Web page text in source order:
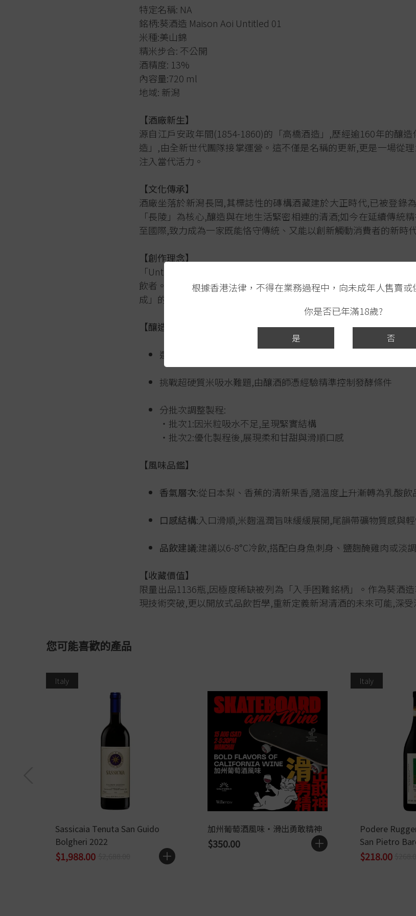
根據香港法律，不得在業務過程中，向未成年人售賣
你是否已年滿18歲?
是 否
特定名稱: NA
銘柄:葵酒造 Maison Aoi Untitled 01
米種:美山錦
精米步合: 不公開
酒精度: 13%
內容量:720 ml
地域: 新潟
【酒廠新生】
源自江戶安政年間(1854-1860)的「高橋酒造」,歷經逾160年的釀
造」,由全新世代團隊接掌運營。這不僅是名稱的更新,更是一場從
注入當代活力。
【文化傳承】
酒廠坐落於新潟長岡,其標誌性的磚構酒藏建於大正時代,已被登錄
「長陵」為核心,釀造與在地生活緊密相連的清酒;如今在延續傳統
至國際,致力成為一家既能恪守傳統、又能以創新觸動消費者的新時
【創作理念】
「Untitled」系列靈感源自藝術中的「無標題」概念,打破清酒既定
飲者。每一款作品不預設標準答案,強調由品飲者自身感知來定義
成」的開放哲學。
【釀造工藝】
選用新潟縣產「美山錦」酒米,採低精白處理(精米步合未公開),
挑戰超硬質米吸水難題,由釀酒師憑經驗精準控制發酵條件
分批次調整製程:
・批次1:因米粒吸水不足,呈現緊實結構
・批次2:優化製程後,展現柔和甘甜與滑順口感
【風味品鑑】
香氣層次:從日本梨、香蕉的清新果香,隨溫度上升漸轉為乳酸飲
口感結構:入口滑順,米麴溫潤旨味緩緩展開,尾韻帶礦物質感與
品飲建議:建議以6-8°C冷飲,搭配白身魚刺身、鹽麴醃雞肉或淡
【收藏價值】
限量出品1136瓶,因極度稀缺被列為「入手困難銘柄」。作為葵酒
現技術突破,更以開放式品飲哲學,重新定義新潟清酒的未來可能,深受
您可能喜歡的產品
Italy
Sassicaia Tenuta San Guido
Bolgheri 2022
$1,988.00
加州葡萄酒風味・滑出勇敢精神
$350.00
Italy
Podere
San Pietro
$218.00